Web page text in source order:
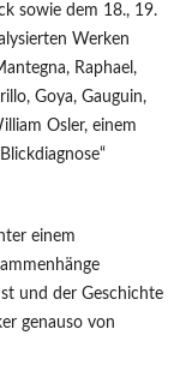
sowie dem 18., 19.
Werken
Raphael,
Goya, Gauguin,
Osler, einem
einem
und der Geschichte
genauso von